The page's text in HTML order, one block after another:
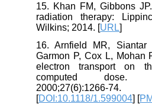
15. Khan FM, Gibbons
radiation therapy:
Wilkins; 2014. [URL
16. Arnfield MR,
Garmon P, Cox L,
electron transport on
computed
2000;27(6):1266-74.
[DOI:10.1118/1.599004] [